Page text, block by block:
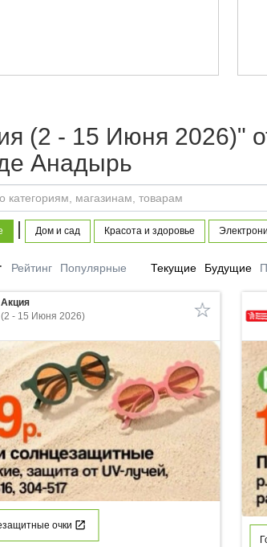
(2 - 15 Июня 2026)"
Анадырь
| Дом и сад Красота и здоровье
Рейтинг Популярные Текущие Будущие
Акция
(2 - 15 Июня 2026)
очки